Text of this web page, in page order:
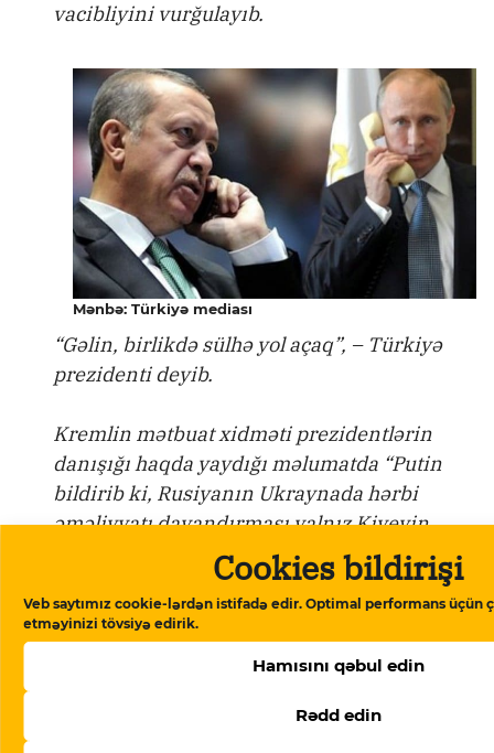
Cookies bildirişi
Veb saytımız cookie-lərdən istifadə edir. Optimal performans üçün
etməyinizi tövsiyə edirik.
Hamısını qəbul edin
Rədd edin
vacibliyini vurğulayıb.
Mənbə: Türkiyə mediası
“Gəlin, birlikdə sülhə yol açaq”, – Türkiyə
prezidenti deyib.
Kremlin mətbuat xidməti prezidentlərin
danışığı haqda yaydığı məlumatda “Putin
bildirib ki, Rusiyanın Ukraynada hərbi
əməliyyatı dayandırması yalnız Kiyevin
hərbi əməliyyatları dayandıracağı və
Moskvanın tələblərini yerinə yetirəcəyi
təqdirdə mümkündür”,-deyə qeyd olunub.